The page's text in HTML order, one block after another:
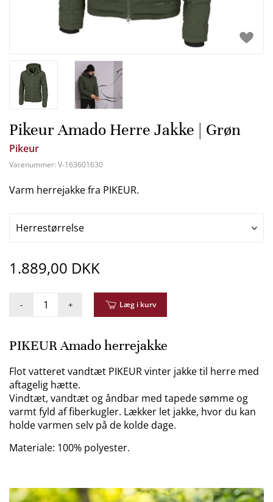
Pikeur Amado Herre Jakke | Grøn
Pikeur
Varenummer: V-163601630
Varm herrejakke fra PIKEUR.
Herrestørrelse
1.889,00 DKK
- + Læg i kurv
PIKEUR Amado herrejakke
Flot vatteret vandtæt PIKEUR vinter jakke til herre med
aftagelig hætte.
Vindtæt, vandtæt og åndbar med tapede sømme og
varmt fyld af fiberkugler. Lækker let jakke, hvor du kan
holde varmen selv på de kolde dage.
Materiale: 100% polyester.